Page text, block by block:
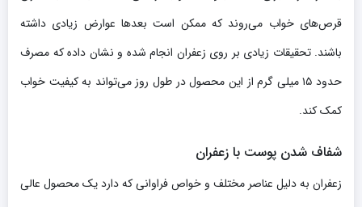
قرص‌های خواب می‌روند که ممکن است بعدها عوارض زیادی داشته
باشند. تحقیقات زیادی بر روی زعفران انجام شده و نشان داده که مصرف
حدود ۱۵ میلی گرم از این محصول در طول روز می‌تواند به کیفیت خواب
کمک کند.
شفاف شدن پوست با زعفران
زعفران به دلیل عناصر مختلف و خواص فراوانی که دارد یک محصول عالی